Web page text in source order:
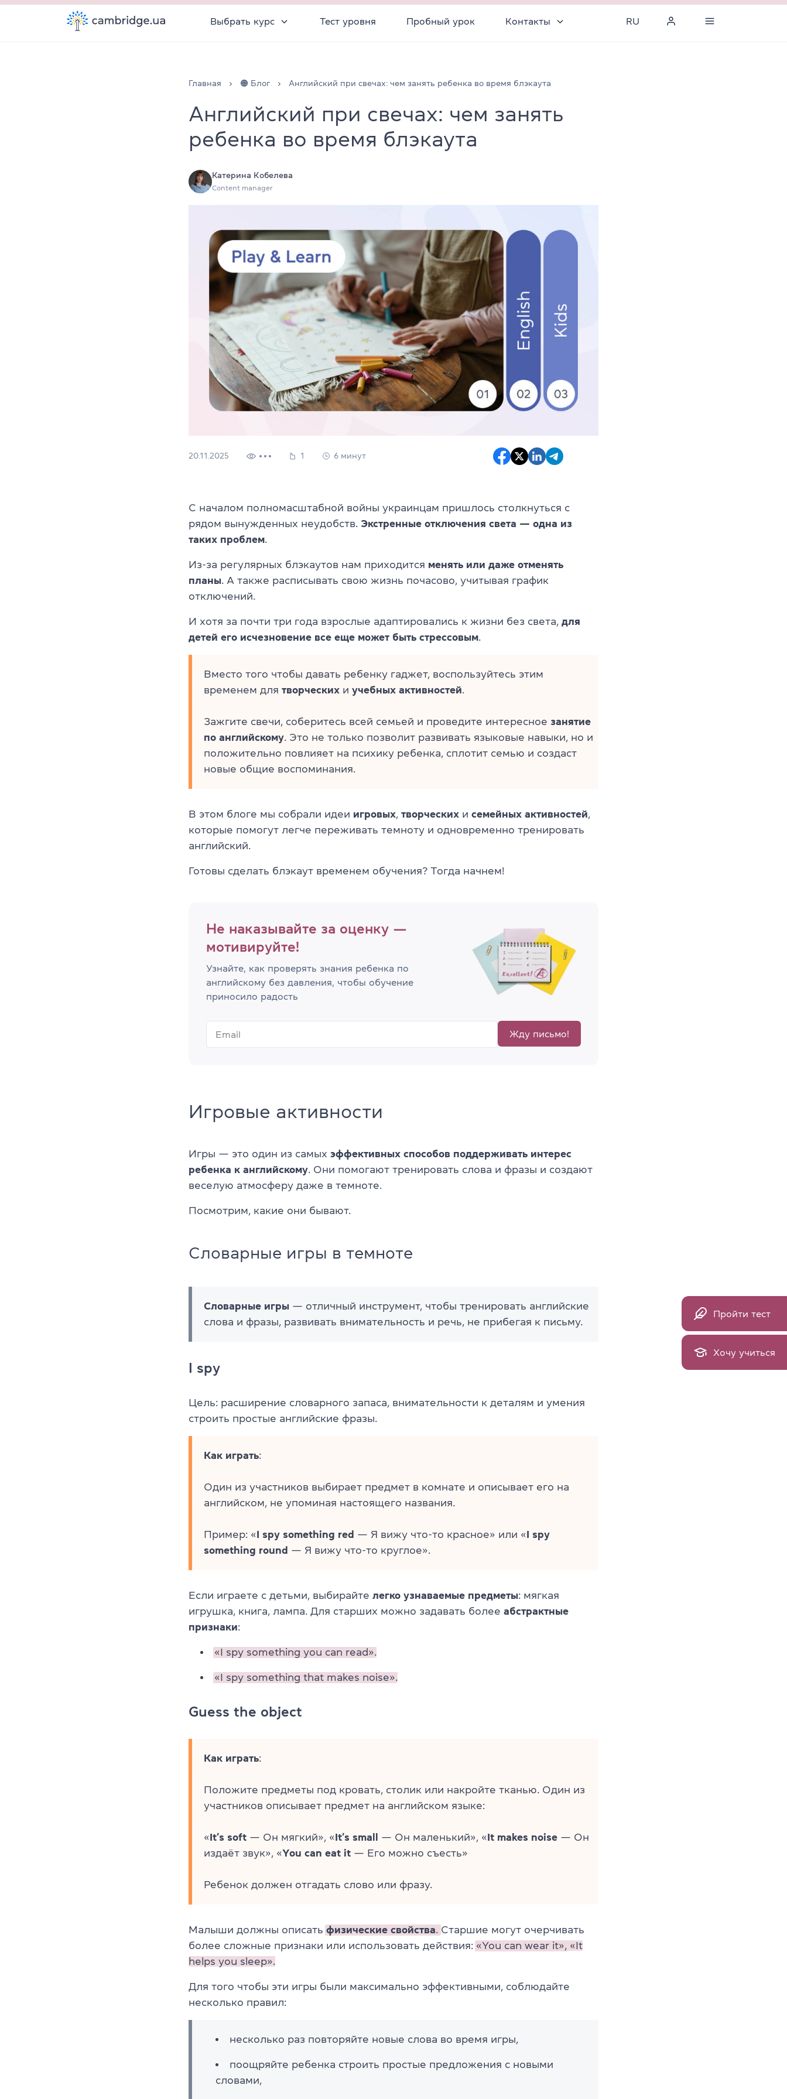
Выбрать курс Тест уровня Пробный урок Контакты RU
Главная 🟠 Блог Английский при свечах: чем занять ребенка во время блэкаута
Английский при свечах: чем занять
ребенка во время блэкаута
Катерина Кобелева
Content manager
20.11.2025 1 6 минут
С началом полномасштабной войны украинцам пришлось столкнуться с
рядом вынужденных неудобств. Экстренные отключения света — одна из
таких проблем.
Из-за регулярных блэкаутов нам приходится менять или даже отменять
планы. А также расписывать свою жизнь почасово, учитывая график
отключений.
И хотя за почти три года взрослые адаптировались к жизни без света, для
детей его исчезновение все еще может быть стрессовым.
Вместо того чтобы давать ребенку гаджет, воспользуйтесь этим
временем для творческих и учебных активностей.
Зажгите свечи, соберитесь всей семьей и проведите интересное занятие
по английскому. Это не только позволит развивать языковые навыки, но и
положительно повлияет на психику ребенка, сплотит семью и создаст
новые общие воспоминания.
В этом блоге мы собрали идеи игровых, творческих и семейных активностей,
которые помогут легче переживать темноту и одновременно тренировать
английский.
Готовы сделать блэкаут временем обучения? Тогда начнем!
Не наказывайте за оценку —
мотивируйте!
Узнайте, как проверять знания ребенка по
английскому без давления, чтобы обучение
приносило радость
Жду письмо!
Игровые активности
Игры — это один из самых эффективных способов поддерживать интерес
ребенка к английскому. Они помогают тренировать слова и фразы и создают
веселую атмосферу даже в темноте.
Посмотрим, какие они бывают.
Словарные игры в темноте
Словарные игры — отличный инструмент, чтобы тренировать английские
слова и фразы, развивать внимательность и речь, не прибегая к письму.
I spy
Цель: расширение словарного запаса, внимательности к деталям и умения
строить простые английские фразы.
Как играть:
Один из участников выбирает предмет в комнате и описывает его на
английском, не упоминая настоящего названия.
Пример: «I spy something red — Я вижу что-то красное» или «I spy
something round — Я вижу что-то круглое».
Если играете с детьми, выбирайте легко узнаваемые предметы: мягкая
игрушка, книга, лампа. Для старших можно задавать более абстрактные
признаки:
«I spy something you can read».
«I spy something that makes noise».
Guess the object
Как играть:
Положите предметы под кровать, столик или накройте тканью. Один из
участников описывает предмет на английском языке:
«It’s soft — Он мягкий», «It’s small — Он маленький», «It makes noise — Он
издаёт звук», «You can eat it — Его можно съесть»
Ребенок должен отгадать слово или фразу.
Малыши должны описать физические свойства. Старшие могут очерчивать
более сложные признаки или использовать действия: «You can wear it», «It
helps you sleep».
Для того чтобы эти игры были максимально эффективными, соблюдайте
несколько правил:
несколько раз повторяйте новые слова во время игры,
поощряйте ребенка строить простые предложения с новыми
словами,
Пройти тест
Хочу учиться